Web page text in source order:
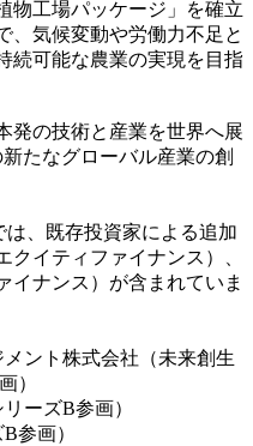
物工場パッケージ」を確立
、気候変動や労働力不足と
続可能な農業の実現を目指
発の技術と産業を世界へ展
たなグローバル産業の創
、既存投資家による追加
イティファイナンス）、
イナンス）が含まれていま
ント株式会社（未来創生
）
ーズB参画）
参画）